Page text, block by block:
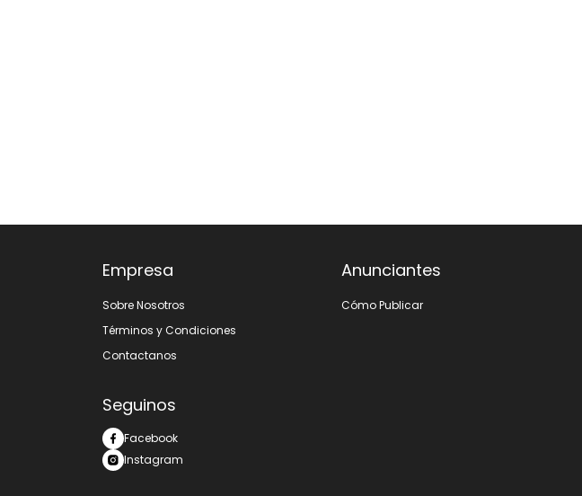
Empresa
Sobre Nosotros
Términos y Condiciones
Contactanos
Seguinos
Facebook
Instagram
Anunciantes
Cómo Publicar